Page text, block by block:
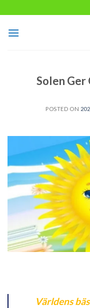
to
content
Solen Ger
POSTED ON
Världens